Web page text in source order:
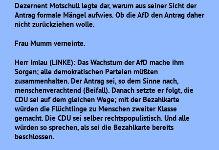
Dezernent Motschull legte dar, warum aus seiner Sicht der
Antrag formale Mängel aufwies. Ob die AfD den Antrag daher
nicht zurückziehen wolle.
Frau Mumm verneinte.
Herr Imlau (LINKE): Das Wachstum der AfD mache ihm
Sorgen; alle demokratischen Parteien müßten
zusammenhalten. Der Antrag sei, so dem Sinne nach,
menschenverachtend (Beifall). Danach setzte er folgt, die
CDU sei auf dem gleichen Wege; mit der Bezahlkarte
würden die Flüchtlinge zu Menschen zweiter Klasse
gemacht. Die CDU sei selber rechtspopulistisch. Und alle
würden so sprechen, als sei die Bezahlkarte bereits
beschlossen.